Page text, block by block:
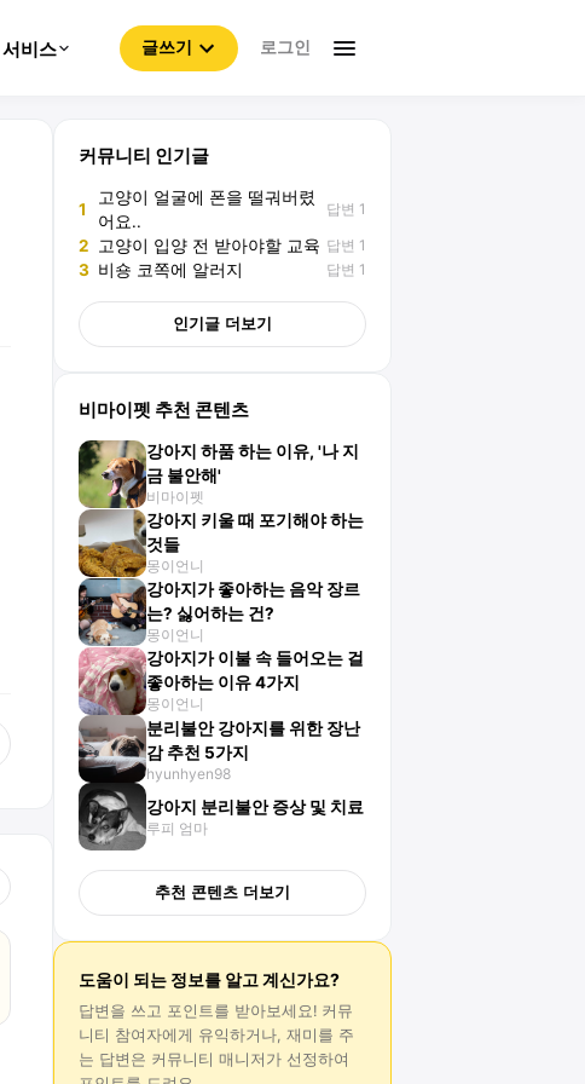
서비스 글쓰기 로그인
커뮤니티 인기글
1
고양이 얼굴에 폰을 떨궈버렸
어요..
답변 1
2 고양이 입양 전 받아야할 교육 답변 1
3 비숑 코쪽에 알러지 답변 1
인기글 더보기
비마이펫 추천 콘텐츠
강아지 하품 하는 이유, '나 지
금 불안해'
비마이펫
강아지 키울 때 포기해야 하는
것들
몽이언니
강아지가 좋아하는 음악 장르
는? 싫어하는 건?
몽이언니
강아지가 이불 속 들어오는 걸
좋아하는 이유 4가지
몽이언니
분리불안 강아지를 위한 장난
감 추천 5가지
hyunhyen98
강아지 분리불안 증상 및 치료
루피 엄마
추천 콘텐츠 더보기
도움이 되는 정보를 알고 계신가요?
답변 을 쓰고 포인트를 받아보세요! 커뮤
니티 참여자에게 유익하거나, 재미를 주
는 답변 은 커뮤니티 매니저가 선정하여